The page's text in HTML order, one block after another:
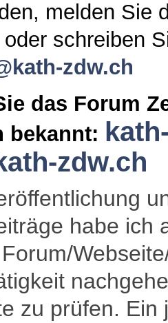
melden Sie
schreiben
zdw.ch
das Forum
bekannt:
zdw.ch
habe ich
zu prüfen.